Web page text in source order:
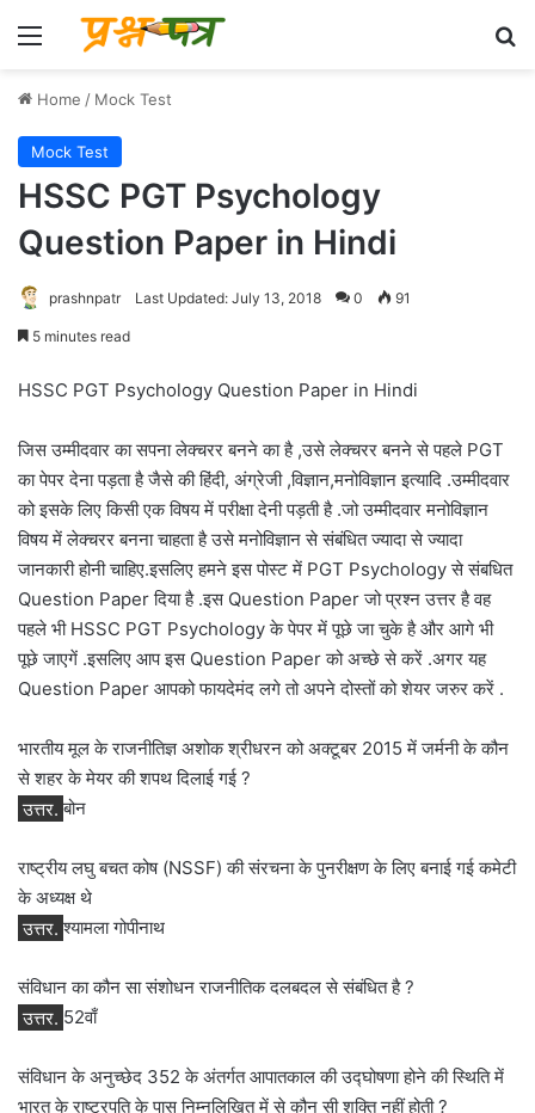
Menu
Home / Mock Test
Mock Test
HSSC PGT Psychology
Question Paper in Hindi
prashnpatr Last Updated: July 13, 2018 0 91
5 minutes read
HSSC PGT Psychology Question Paper in Hindi
जिस उम्मीदवार का सपना लेक्चरर बनने का है ,उसे लेक्चरर बनने से पहले PGT
का पेपर देना पड़ता है जैसे की हिंदी, अंग्रेजी ,विज्ञान,मनोविज्ञान इत्यादि .उम्मीदवार
को इसके लिए किसी एक विषय में परीक्षा देनी पड़ती है .जो उम्मीदवार मनोविज्ञान
विषय में लेक्चरर बनना चाहता है उसे मनोविज्ञान से संबंधित ज्यादा से ज्यादा
जानकारी होनी चाहिए.इसलिए हमने इस पोस्ट में PGT Psychology से संबधित
Question Paper दिया है .इस Question Paper जो प्रश्न उत्तर है वह
पहले भी HSSC PGT Psychology के पेपर में पूछे जा चुके है और आगे भी
पूछे जाएगें .इसलिए आप इस Question Paper को अच्छे से करें .अगर यह
Question Paper आपको फायदेमंद लगे तो अपने दोस्तों को शेयर जरुर करें .
भारतीय मूल के राजनीतिज्ञ अशोक श्रीधरन को अक्टूबर 2015 में जर्मनी के कौन
से शहर के मेयर की शपथ दिलाई गई ?
उत्तर. बोन
राष्ट्रीय लघु बचत कोष (NSSF) की संरचना के पुनरीक्षण के लिए बनाई गई कमेटी
के अध्यक्ष थे
उत्तर. श्यामला गोपीनाथ
संविधान का कौन सा संशोधन राजनीतिक दलबदल से संबंधित है ?
उत्तर. 52वाँ
संविधान के अनुच्छेद 352 के अंतर्गत आपातकाल की उद्घोषणा होने की स्थिति में
भारत के राष्ट्रपति के पास निम्नलिखित में से कौन सी शक्ति नहीं होती ?